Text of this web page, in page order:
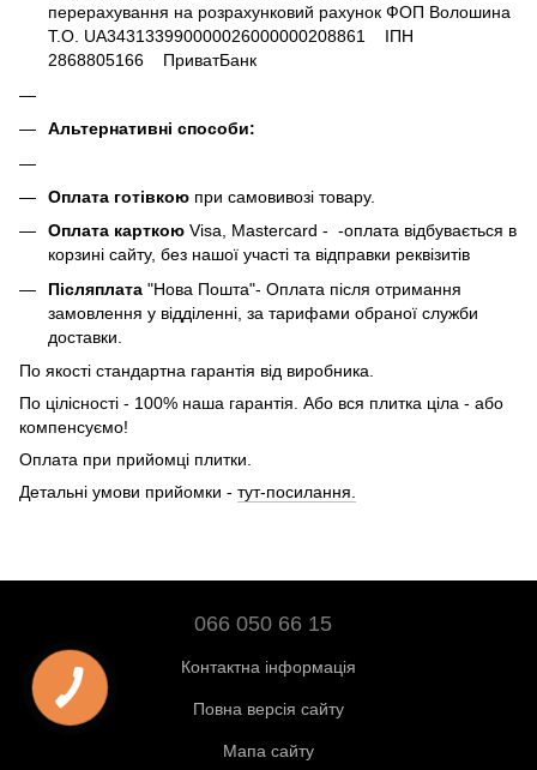
перерахування на розрахунковий рахунок ФОП Волошина
Т.О. UA343133990000026000000208861 ІПН
2868805166 ПриватБанк
Альтернативні способи:
Оплата готівкою при самовивозі товару.
Оплата карткою Visa, Mastercard - -оплата відбувається в
корзині сайту, без нашої участі та відправки реквізитів
Післяплата "Нова Пошта"- Оплата після отримання
замовлення у відділенні, за тарифами обраної служби
доставки.
По якості стандартна гарантія від виробника.
По цілісності - 100% наша гарантія. Або вся плитка ціла - або
компенсуємо!
Оплата при прийомці плитки.
Детальні умови прийомки - тут-посилання.
066 050 66 15
Контактна інформація
Повна версія сайту
Мапа сайту